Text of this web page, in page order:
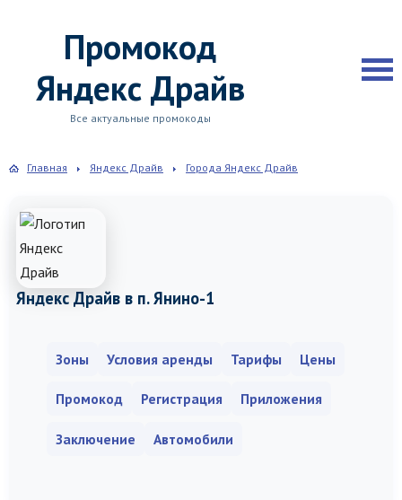
Промокод
Яндекс Драйв
Все актуальные промокоды
Главная Яндекс Драйв Города Яндекс Драйв
Яндекс Драйв в п. Янино-1
Зоны Условия аренды Тарифы Цены
Промокод Регистрация Приложения
Заключение Автомобили